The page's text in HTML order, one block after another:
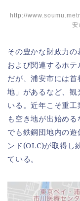
http://
安
その豊かな財政力
および関連するホ
だが、浦安市には
地」があるなど、
いる。近年こそ重
も空き地が出始め
でも鉄鋼団地内の
ンド(OLC)が取得し
ている。